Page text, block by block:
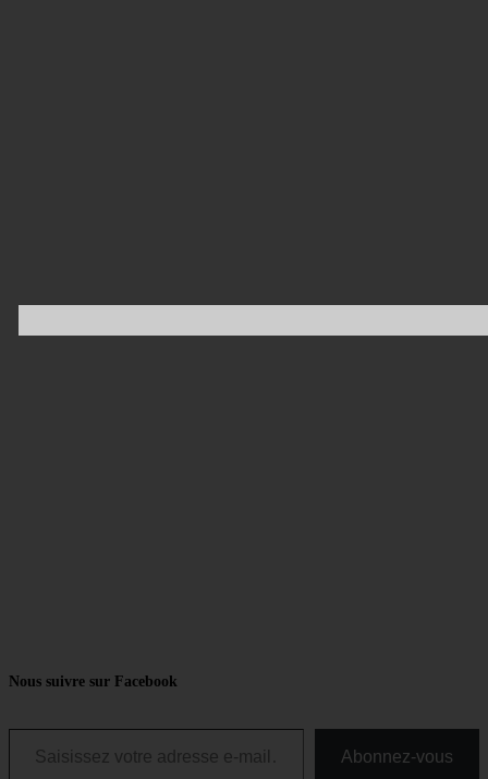
Nous suivre sur Facebook
Saisissez votre adresse e-mail…
Abonnez-vous